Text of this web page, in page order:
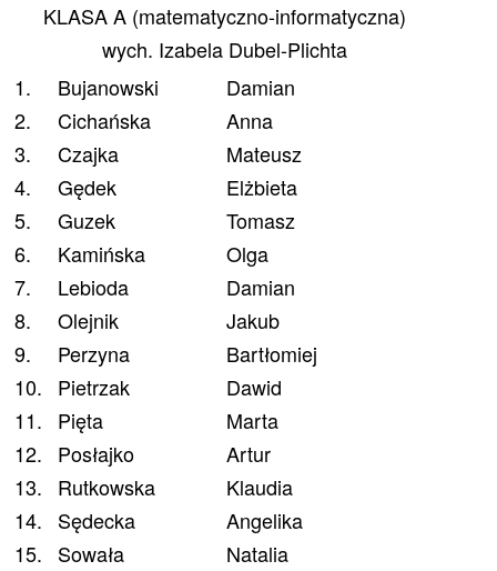
KLASA A (matematyczno-informatyczna)
wych. Izabela Dubel-Plichta
1.
Bujanowski
Damian
2.
Cichańska
Anna
3.
Czajka
Mateusz
4.
Gędek
Elżbieta
5.
Guzek
Tomasz
6.
Kamińska
Olga
7.
Lebioda
Damian
8.
Olejnik
Jakub
9.
Perzyna
Bartłomiej
10.
Pietrzak
Dawid
11.
Pięta
Marta
12.
Posłajko
Artur
13.
Rutkowska
Klaudia
14.
Sędecka
Angelika
15.
Sowała
Natalia